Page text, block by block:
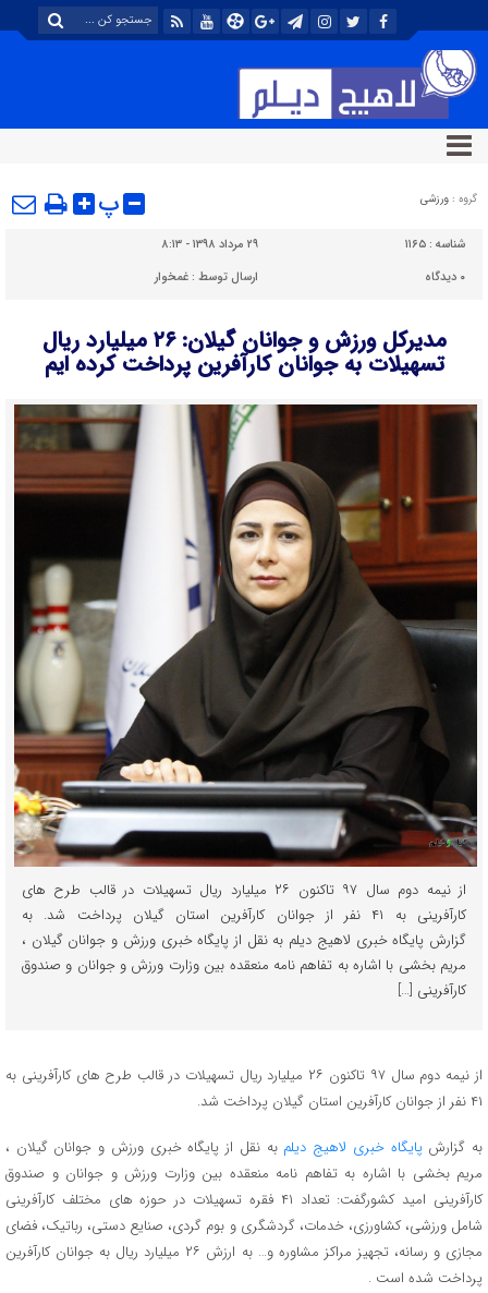
گروه : ورزشی پ
شناسه : ۱۱۶۵
۲۹ مرداد ۱۳۹۸ - ۸:۱۳
۰ دیدگاه ارسال توسط :غمخوار
مدیرکل ورزش و جوانان گیلان: ۲۶ میلیارد ریال
تسهیلات به جوانان کارآفرین پرداخت کرده ایم
از نیمه دوم سال ۹۷ تاکنون ۲۶ میلیارد ریال تسهیلات در قالب طرح های
کارآفرینی به ۴۱ نفر از جوانان کارآفرین استان گیلان پرداخت شد. به
گزارش پایگاه خبری لاهیج دیلم به نقل از پایگاه خبری ورزش و جوانان گیلان ،
مریم بخشی با اشاره به تفاهم نامه منعقده بین وزارت ورزش و جوانان و صندوق
کارآفرینی […]
از نیمه دوم سال ۹۷ تاکنون ۲۶ میلیارد ریال تسهیلات در قالب طرح های کارآفرینی به
۴۱ نفر از جوانان کارآفرین استان گیلان پرداخت شد.
به گزارش پایگاه خبری لاهیج دیلم به نقل از پایگاه خبری ورزش و جوانان گیلان ،
مریم بخشی با اشاره به تفاهم نامه منعقده بین وزارت ورزش و جوانان و صندوق
کارآفرینی امید کشورگفت: تعداد ۴۱ فقره تسهیلات در حوزه های مختلف کارآفرینی
شامل ورزشی، کشاورزی، خدمات، گردشگری و بوم گردی، صنایع دستی، رباتیک، فضای
مجازی و رسانه، تجهیز مراکز مشاوره و… به ارزش ۲۶ میلیارد ریال به جوانان کارآفرین
پرداخت شده است .